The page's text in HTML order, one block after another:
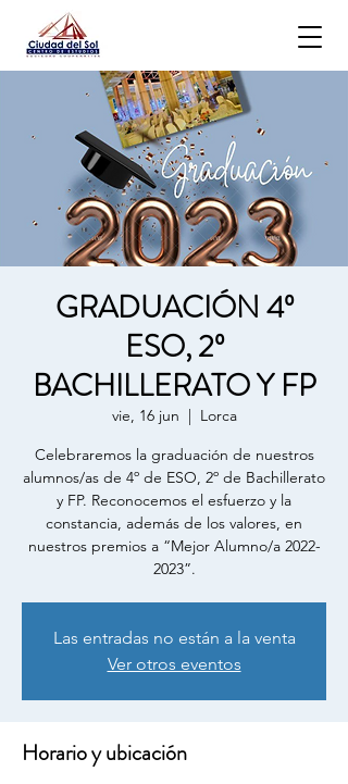
GRADUACIÓN 4º
ESO, 2º
BACHILLERATO Y FP
vie, 16 jun
  |
Lorca
Celebraremos la graduación de nuestros
alumnos/as de 4º de ESO, 2º de Bachillerato
y FP. Reconocemos el esfuerzo y la
constancia, además de los valores, en
nuestros premios a “Mejor Alumno/a 2022-
2023”.
Las entradas no están a la venta
Ver otros eventos
Horario y ubicación